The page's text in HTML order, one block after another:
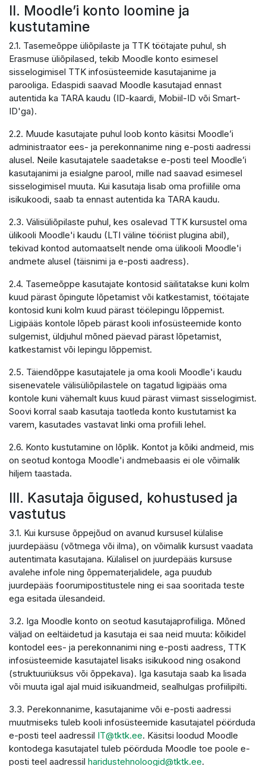
II. Moodle’i konto loomine ja
kustutamine
2.1. Tasemeõppe üliõpilaste ja TTK töötajate puhul, sh
Erasmuse üliõpilased, tekib Moodle konto esimesel
sisselogimisel TTK infosüsteemide kasutajanime ja
parooliga. Edaspidi saavad Moodle kasutajad ennast
autentida ka TARA kaudu (ID-kaardi, Mobiil-ID või Smart-
ID'ga).
2.2. Muude kasutajate puhul loob konto käsitsi Moodle’i
administraator ees- ja perekonnanime ning e-posti aadressi
alusel. Neile kasutajatele saadetakse e-posti teel Moodle’i
kasutajanimi ja esialgne parool, mille nad saavad esimesel
sisselogimisel muuta. Kui kasutaja lisab oma profiilile oma
isikukoodi, saab ta ennast autentida ka TARA kaudu.
2.3. Välisüliõpilaste puhul, kes osalevad TTK kursustel oma
ülikooli Moodle'i kaudu (LTI väline tööriist plugina abil),
tekivad kontod automaatselt nende oma ülikooli Moodle'i
andmete alusel (täisnimi ja e-posti aadress).
2.4. Tasemeõppe kasutajate kontosid säilitatakse kuni kolm
kuud pärast õpingute lõpetamist või katkestamist, töötajate
kontosid kuni kolm kuud pärast töölepingu lõppemist.
Ligipääs kontole lõpeb pärast kooli infosüsteemide konto
sulgemist, üldjuhul mõned päevad pärast lõpetamist,
katkestamist või lepingu lõppemist.
2.5. Täiendõppe kasutajatele ja oma kooli Moodle'i kaudu
sisenevatele välisüliõpilastele on tagatud ligipääs oma
kontole kuni vähemalt kuus kuud pärast viimast sisselogimist.
Soovi korral saab kasutaja taotleda konto kustutamist ka
varem, kasutades vastavat linki oma profiili lehel.
2.6. Konto kustutamine on lõplik. Kontot ja kõiki andmeid, mis
on seotud kontoga Moodle'i andmebaasis ei ole võimalik
hiljem taastada.
III. Kasutaja õigused, kohustused ja
vastutus
3.1. Kui kursuse õppejõud on avanud kursusel külalise
juurdepääsu (võtmega või ilma), on võimalik kursust vaadata
autentimata kasutajana. Külalisel on juurdepääs kursuse
avalehe infole ning õppematerjalidele, aga puudub
juurdepääs foorumipostitustele ning ei saa sooritada teste
ega esitada ülesandeid.
3.2. Iga Moodle konto on seotud kasutajaprofiiliga. Mõned
väljad on eeltäidetud ja kasutaja ei saa neid muuta: kõikidel
kontodel ees- ja perekonnanimi ning e-posti aadress, TTK
infosüsteemide kasutajatel lisaks isikukood ning osakond
(struktuuriüksus või õppekava). Iga kasutaja saab ka lisada
või muuta igal ajal muid isikuandmeid, sealhulgas profiilipilti.
3.3. Perekonnanime, kasutajanime või e-posti aadressi
muutmiseks tuleb kooli infosüsteemide kasutajatel pöörduda
e-posti teel aadressil IT@tktk.ee. Käsitsi loodud Moodle
kontodega kasutajatel tuleb pöörduda Moodle toe poole e-
posti teel aadressil haridustehnoloogid@tktk.ee.